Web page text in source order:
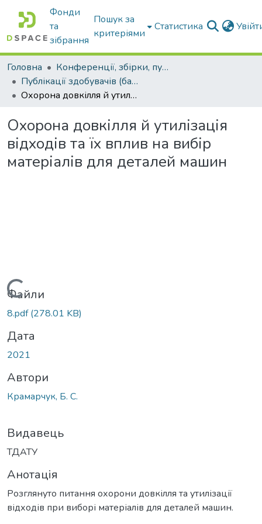
Фонди
та
зібрання
Пошук за
критеріями
Статистика
Головна
Конференції, збірки, публікації молодих вчених і здобувачів : магістрів, бакалаврів, аспірантів.
Публікації здобувачів (бакалаврів. магістрів, аспірантів)
Охорона довкілля й утилізація відходів та їх вплив на вибір матеріалів для деталей машин
Охорона довкілля й утилізація
відходів та їх вплив на вибір
матеріалів для деталей машин
Вантажиться...
Файли
8.pdf(278.01 KB)
Дата
2021
Автори
Крамарчук, Б. С.
Видавець
ТДАТУ
Анотація
Розглянуто питання охорони довкілля та утилізації
відходів при виборі матеріалів для деталей машин.